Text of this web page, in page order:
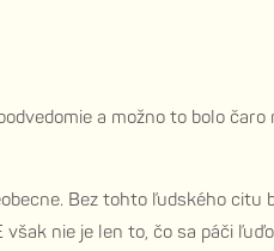
a možno to bolo
Bez tohto ľudského citu
nie je len to, čo sa páči